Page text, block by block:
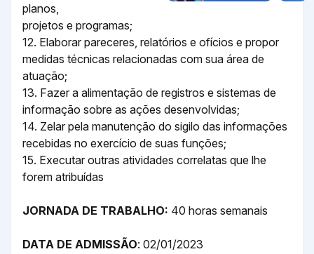
planos,
projetos e programas;
12. Elaborar pareceres, relatórios e ofícios e propor
medidas técnicas relacionadas com sua área de
atuação;
13. Fazer a alimentação de registros e sistemas de
informação sobre as ações desenvolvidas;
14. Zelar pela manutenção do sigilo das informações
recebidas no exercício de suas funções;
15. Executar outras atividades correlatas que lhe
forem atribuídas
JORNADA DE TRABALHO: 40 horas semanais
DATA DE ADMISSÃO: 02/01/2023